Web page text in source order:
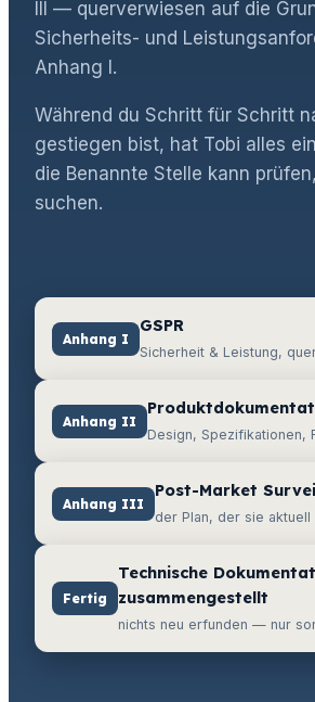
III — querverwiesen auf die
Sicherheits- und
Anhang I.
Während du Schritt für Schritt
gestiegen bist, hat Tobi alles
die Benannte Stelle kann
suchen.
Anhang I
GSPR
Sicherheit & Leistung,
Anhang II
Design, Spezifikationen,
Anhang III
Post-Market
der Plan, der sie aktuell
Fertig
Technische
zusammengestellt
nichts neu erfunden — nur